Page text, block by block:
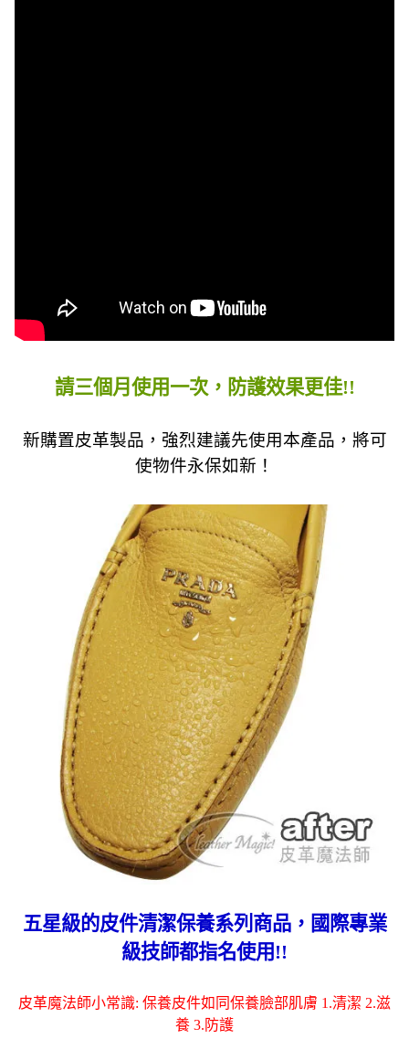
請三個月使用一次，防護效果更佳!!
新購置皮革製品，強烈建議先使用本產品，將可
使物件永保如新！
五星級的皮件清潔保養系列商品，國際專業
級技師都指名使用!!
皮革魔法師小常識: 保養皮件如同保養臉部肌膚 1.清潔 2.滋
養 3.防護